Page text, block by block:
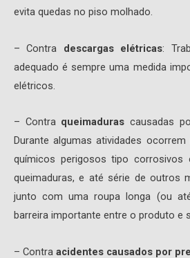
evita quedas no piso molhado.
– Contra descargas elétricas:
adequado é sempre uma medida
elétricos.
– Contra queimaduras causadas
Durante algumas atividades
químicos perigosos tipo corrosivos
queimaduras, e até série de outros
junto com uma roupa longa (ou
barreira importante entre o produto e
– Contra acidentes causados por